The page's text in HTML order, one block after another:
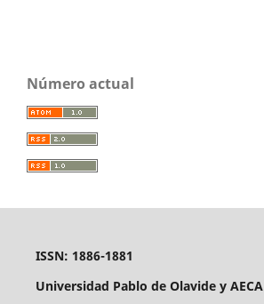
Número actual
ISSN: 1886-1881
Universidad Pablo de Olavide y AECA